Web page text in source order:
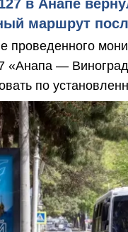
в Анапе
маршрут
проведенного
«Анапа —
по